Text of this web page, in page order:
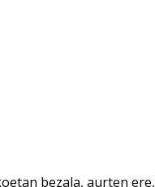
bezala, aurten ere,